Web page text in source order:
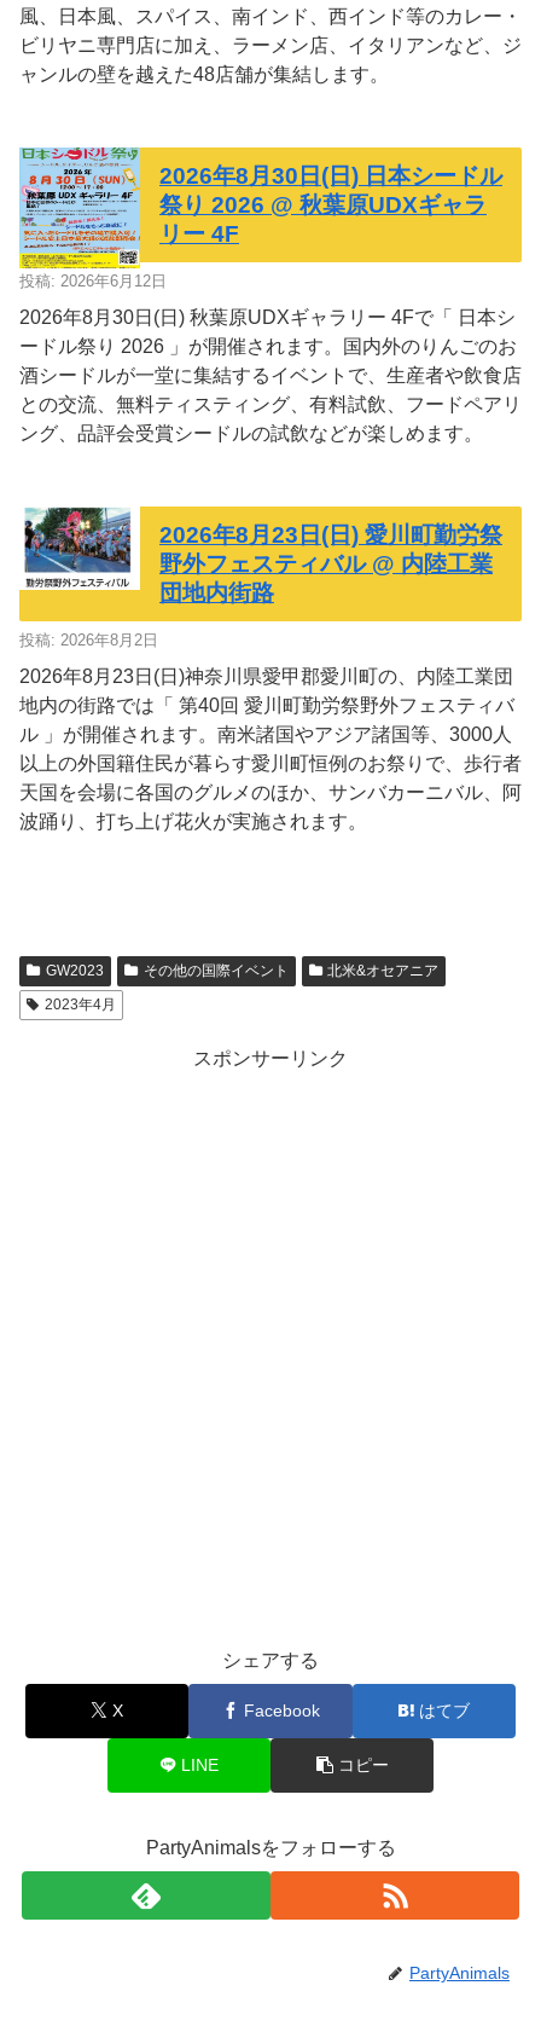
風、日本風、スパイス、南インド、西インド等のカレー・
ビリヤニ専門店に加え、ラーメン店、イタリアンなど、ジ
ャンルの壁を越えた48店舗が集結します。
2026年8月30日(日) 日本シードル
祭り 2026 @ 秋葉原UDXギャラ
リー 4F
投稿: 2026年6月12日
2026年8月30日(日) 秋葉原UDXギャラリー 4Fで「 日本シ
ードル祭り 2026 」が開催されます。国内外のりんごのお
酒シードルが一堂に集結するイベントで、生産者や飲食店
との交流、無料ティスティング、有料試飲、フードペアリ
ング、品評会受賞シードルの試飲などが楽しめます。
2026年8月23日(日) 愛川町勤労祭
野外フェスティバル @ 内陸工業
団地内街路
投稿: 2026年8月2日
2026年8月23日(日)神奈川県愛甲郡愛川町の、内陸工業団
地内の街路では「 第40回 愛川町勤労祭野外フェスティバ
ル 」が開催されます。南米諸国やアジア諸国等、3000人
以上の外国籍住民が暮らす愛川町恒例のお祭りで、歩行者
天国を会場に各国のグルメのほか、サンバカーニバル、阿
波踊り、打ち上げ花火が実施されます。
GW2023 その他の国際イベント
北米&オセアニア
2023年4月
スポンサーリンク
シェアする
X Facebook はてブ
LINE コピー
PartyAnimalsをフォローする
PartyAnimals